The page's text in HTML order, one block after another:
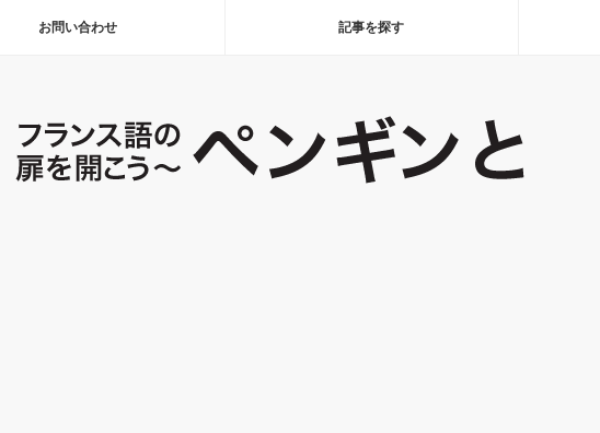
お問い合わせ 記事を探す